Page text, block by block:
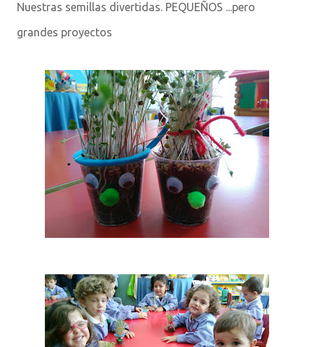
Nuestras semillas divertidas. PEQUEÑOS ...pero
grandes proyectos